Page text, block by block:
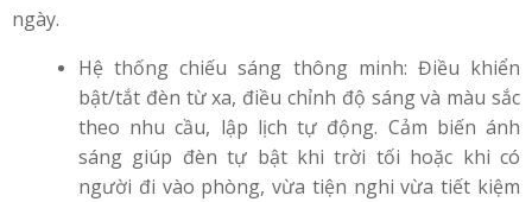
ngày.
Hệ thống chiếu sáng thông minh: Điều khiển
bật/tắt đèn từ xa, điều chỉnh độ sáng và màu sắc
theo nhu cầu, lập lịch tự động. Cảm biến ánh
sáng giúp đèn tự bật khi trời tối hoặc khi có
người đi vào phòng, vừa tiện nghi vừa tiết kiệm